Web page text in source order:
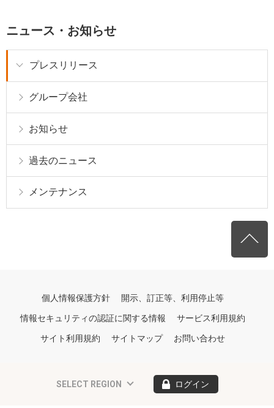
ニュース・お知らせ
プレスリリース
グループ会社
お知らせ
過去のニュース
メンテナンス
個人情報保護方針 開示、訂正等、利用停止等
情報セキュリティの認証に関する情報 サービス利用規約
サイト利用規約 サイトマップ お問い合わせ
SELECT REGION ログイン